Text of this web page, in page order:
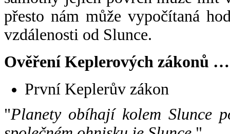
přesto nám může vypočítaná
vzdálenosti od Slunce.
Ověření Keplerových zákonů …
První Keplerův zákon
"Planety obíhají kolem Slunce